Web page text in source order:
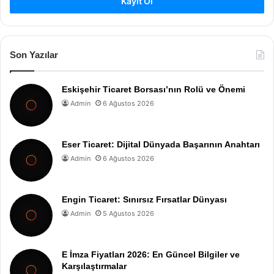
Son Yazılar
Eskişehir Ticaret Borsası’nın Rolü ve Önemi
Admin 6 Ağustos 2026
Eser Ticaret: Dijital Dünyada Başarının Anahtarı
Admin 6 Ağustos 2026
Engin Ticaret: Sınırsız Fırsatlar Dünyası
Admin 5 Ağustos 2026
E İmza Fiyatları 2026: En Güncel Bilgiler ve
Karşılaştırmalar